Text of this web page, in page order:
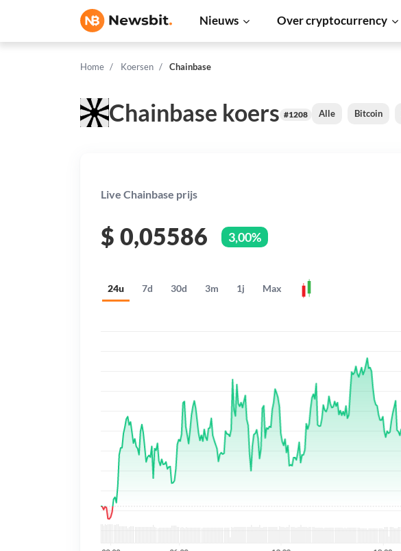
Nieuws Over cryptocurrency
Home Koersen Chainbase
Chainbase koers #1208 Alle Bitcoin
Live Chainbase prijs
$ 0,05586 3,00%
24u 7d 30d 3m 1j Max